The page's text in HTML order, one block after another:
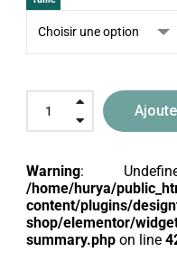
Warning:
/home/hurya/
content/plugins/
shop/elementor/
summary.php on line